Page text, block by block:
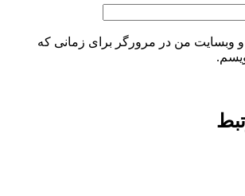
و وبسایت من در مرورگر برای زمانی که